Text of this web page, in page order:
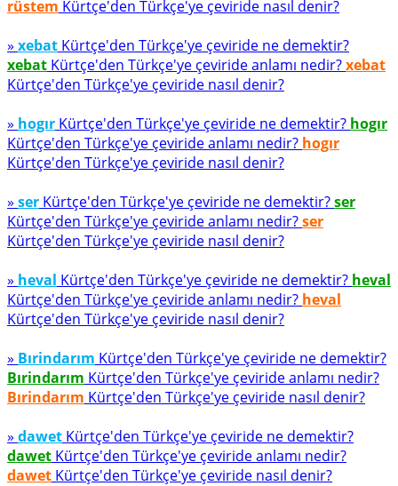
rüstem Kürtçe'den Türkçe'ye çeviride nasıl denir?
» xebat Kürtçe'den Türkçe'ye çeviride ne demektir?
xebat Kürtçe'den Türkçe'ye çeviride anlamı nedir?xebat
Kürtçe'den Türkçe'ye çeviride nasıl denir?
» hogır Kürtçe'den Türkçe'ye çeviride ne demektir? hogır
Kürtçe'den Türkçe'ye çeviride anlamı nedir? hogır
Kürtçe'den Türkçe'ye çeviride nasıl denir?
» ser Kürtçe'den Türkçe'ye çeviride ne demektir?ser
Kürtçe'den Türkçe'ye çeviride anlamı nedir?ser
Kürtçe'den Türkçe'ye çeviride nasıl denir?
» heval Kürtçe'den Türkçe'ye çeviride ne demektir? heval
Kürtçe'den Türkçe'ye çeviride anlamı nedir? heval
Kürtçe'den Türkçe'ye çeviride nasıl denir?
» Bırindarım Kürtçe'den Türkçe'ye çeviride ne demektir?
Bırindarım Kürtçe'den Türkçe'ye çeviride anlamı nedir?
Bırindarım Kürtçe'den Türkçe'ye çeviride nasıl denir?
» dawet Kürtçe'den Türkçe'ye çeviride ne demektir?
dawet Kürtçe'den Türkçe'ye çeviride anlamı nedir?
dawet Kürtçe'den Türkçe'ye çeviride nasıl denir?